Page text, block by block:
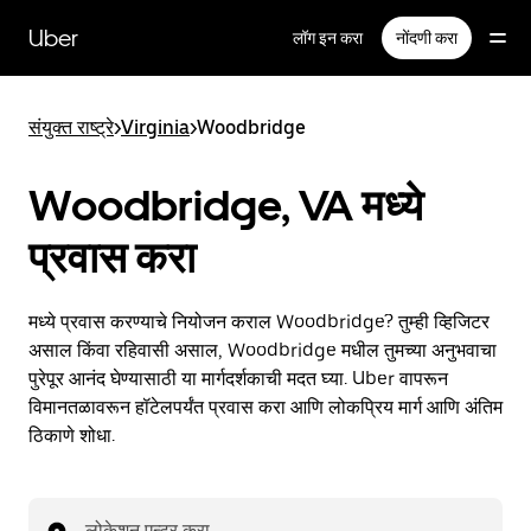
सामग्रीवरUber लॉग इन करा नोंदणी करा
संयुक्त राष्ट्रे>Virginia>Woodbridge
Woodbridge, VA मध्ये
प्रवास करा
मध्ये प्रवास करण्याचे नियोजन कराल Woodbridge? तुम्ही व्हिजिटर
असाल किंवा रहिवासी असाल, Woodbridge मधील तुमच्या अनुभवाचा
पुरेपूर आनंद घेण्यासाठी या मार्गदर्शकाची मदत घ्या. Uber वापरून
विमानतळावरून हॉटेलपर्यंत प्रवास करा आणि लोकप्रिय मार्ग आणि अंतिम
ठिकाणे शोधा.